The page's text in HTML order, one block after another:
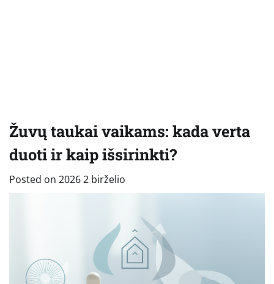
Žuvų taukai vaikams: kada verta
duoti ir kaip išsirinkti?
Posted on 2026 2 birželio